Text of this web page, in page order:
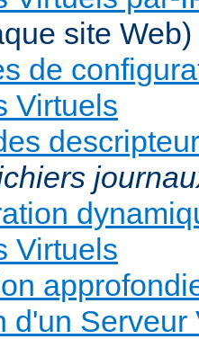
site Web)
de
Virtuels
Virtuels
d'un Serveur